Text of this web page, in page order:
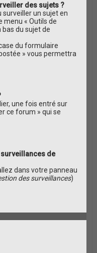
des sujets ?
un sujet en
menu « Outils de
bas du sujet de
du formulaire
» vous permettra
une fois entré sur
ce forum » qui se
de
dans votre panneau
des surveillances)